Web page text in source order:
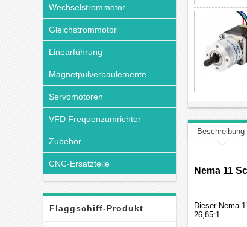
Wechselstrommotor
Gleichstrommotor
Linearführung
Magnetpulverbaulemente
Servomotoren
VFD Frequenzumrichter
Zubehör
CNC-Ersatzteile
Flaggschiff-Produkt
Beschreibung
Nema 11
Dieser Nema
26,85:1.